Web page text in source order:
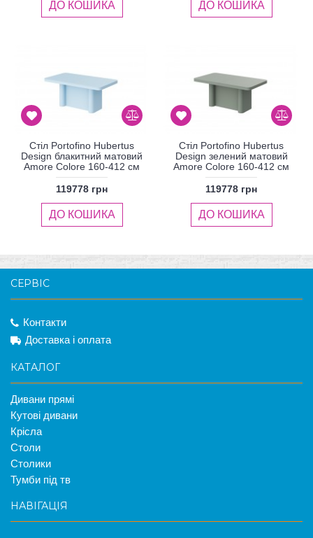
ДО КОШИКА ДО КОШИКА
Стіл Portofino Hubertus
Design блакитний матовий
Amore Colore 160-412 см
119778 грн
ДО КОШИКА
Стіл Portofino Hubertus
Design зелений матовий
Amore Colore 160-412 см
119778 грн
ДО КОШИКА
СЕРВІС
Контакти
Доставка і оплата
КАТАЛОГ
Дивани прямі
Кутові дивани
Крісла
Столи
Столики
Тумби під тв
НАВІГАЦІЯ